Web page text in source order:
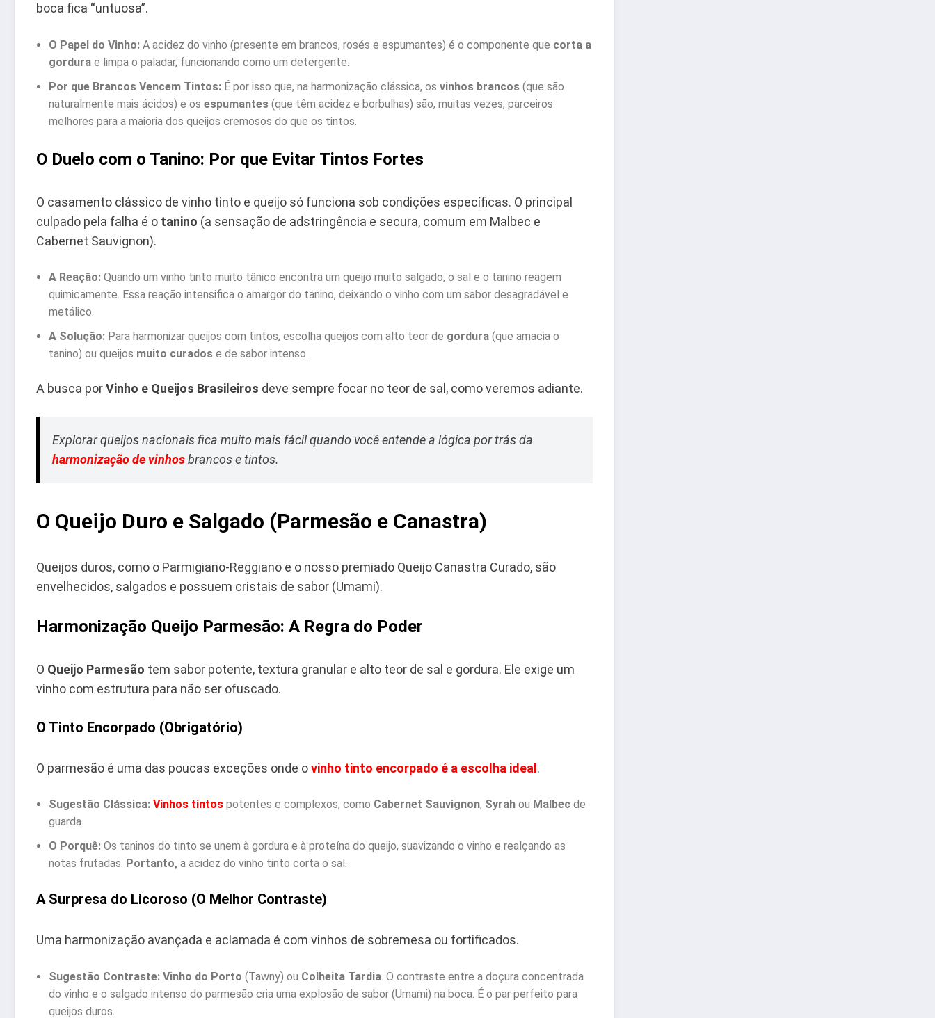
boca fica “untuosa”.
O Papel do Vinho: A acidez do vinho (presente em brancos, rosés e espumantes) é o componente que corta a
gordura e limpa o paladar, funcionando como um detergente.
Por que Brancos Vencem Tintos: É por isso que, na harmonização clássica, os vinhos brancos (que são
naturalmente mais ácidos) e os espumantes (que têm acidez e borbulhas) são, muitas vezes, parceiros
melhores para a maioria dos queijos cremosos do que os tintos.
O Duelo com o Tanino: Por que Evitar Tintos Fortes
O casamento clássico de vinho tinto e queijo só funciona sob condições específicas. O principal
culpado pela falha é o tanino (a sensação de adstringência e secura, comum em Malbec e
Cabernet Sauvignon).
A Reação: Quando um vinho tinto muito tânico encontra um queijo muito salgado, o sal e o tanino reagem
quimicamente. Essa reação intensifica o amargor do tanino, deixando o vinho com um sabor desagradável e
metálico.
A Solução: Para harmonizar queijos com tintos, escolha queijos com alto teor de gordura (que amacia o
tanino) ou queijos muito curados e de sabor intenso.
A busca porVinho e Queijos Brasileiros deve sempre focar no teor de sal, como veremos adiante.
Explorar queijos nacionais fica muito mais fácil quando você entende a lógica por trás da
harmonização de vinhosbrancos e tintos.
O Queijo Duro e Salgado (Parmesão e Canastra)
Queijos duros, como o Parmigiano-Reggiano e o nosso premiado Queijo Canastra Curado, são
envelhecidos, salgados e possuem cristais de sabor (Umami).
Harmonização Queijo Parmesão: A Regra do Poder
O Queijo Parmesão tem sabor potente, textura granular e alto teor de sal e gordura. Ele exige um
vinho com estrutura para não ser ofuscado.
O Tinto Encorpado (Obrigatório)
O parmesão é uma das poucas exceções onde ovinho tinto encorpado é a escolha ideal.
Sugestão Clássica: Vinhos tintos potentes e complexos, como Cabernet Sauvignon, Syrah ou Malbec de
guarda.
O Porquê: Os taninos do tinto se unem à gordura e à proteína do queijo, suavizando o vinho e realçando as
notas frutadas. Portanto, a acidez do vinho tinto corta o sal.
A Surpresa do Licoroso (O Melhor Contraste)
Uma harmonização avançada e aclamada é com vinhos de sobremesa ou fortificados.
Sugestão Contraste: Vinho do Porto (Tawny) ou Colheita Tardia. O contraste entre a doçura concentrada
do vinho e o salgado intenso do parmesão cria uma explosão de sabor (Umami) na boca. É o par perfeito para
queijos duros.